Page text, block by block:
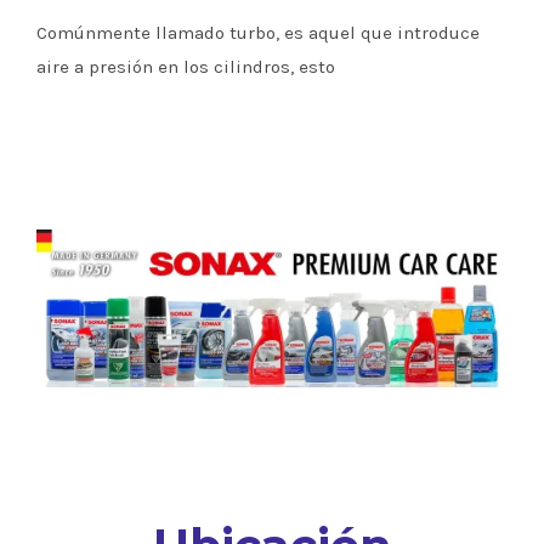
Comúnmente llamado turbo, es aquel que introduce
aire a presión en los cilindros, esto